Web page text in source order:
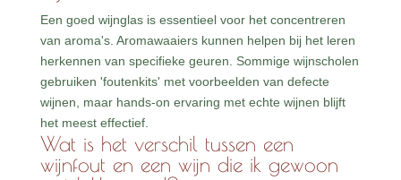
Een goed wijnglas is essentieel voor het concentreren
van aroma's. Aromawaaiers kunnen helpen bij het leren
herkennen van specifieke geuren. Sommige wijnscholen
gebruiken 'foutenkits' met voorbeelden van defecte
wijnen, maar hands-on ervaring met echte wijnen blijft
het meest effectief.
Wat is het verschil tussen een
wijnfout en een wijn die ik gewoon